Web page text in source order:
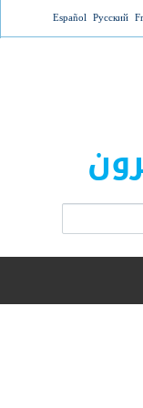
Русский
Español